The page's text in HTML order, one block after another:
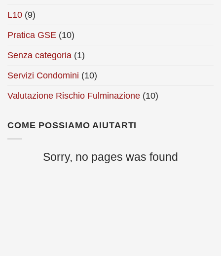
L10 (9)
Pratica GSE (10)
Senza categoria (1)
Servizi Condomini (10)
Valutazione Rischio Fulminazione (10)
COME POSSIAMO AIUTARTI
Sorry, no pages was found